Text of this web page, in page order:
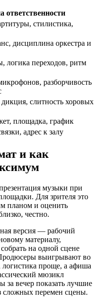
ответственности
стилистика,
дисциплина оркестра и
логика переходов, ритм
разборчивость
слитность хоровых
площадка, график
адрес к залу
и как
музыки при
Для зрителя это
планом и оценить
честно.
версия — рабочий
материалу,
на одной сцене
выигрывают во
логистика проще, а афиша
мюзикл
за вечер показать лучшие
сложных перемен сцены.